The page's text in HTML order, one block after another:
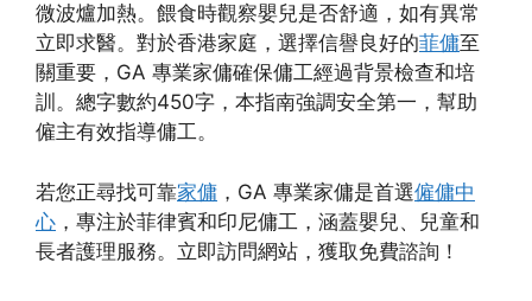
微波爐加熱。餵食時觀察嬰兒是否舒適，如有異常
立即求醫。對於香港家庭，選擇信譽良好的菲傭至
關重要，GA 專業家傭確保傭工經過背景檢查和培
訓。總字數約450字，本指南強調安全第一，幫助
僱主有效指導傭工。
若您正尋找可靠家傭 ，GA 專業家傭是首選僱傭中
心 ，專注於菲律賓和印尼傭工，涵蓋嬰兒、兒童和
長者護理服務。立即訪問網站，獲取免費諮詢！